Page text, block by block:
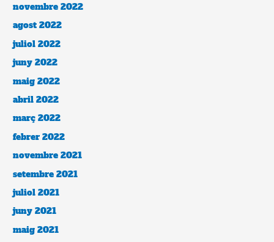
novembre 2022
agost 2022
juliol 2022
juny 2022
maig 2022
abril 2022
març 2022
febrer 2022
novembre 2021
setembre 2021
juliol 2021
juny 2021
maig 2021